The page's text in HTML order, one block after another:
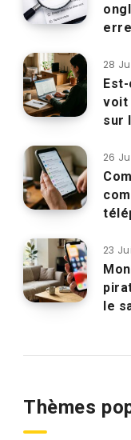
28
voit
sur
26
23
le
Thèmes